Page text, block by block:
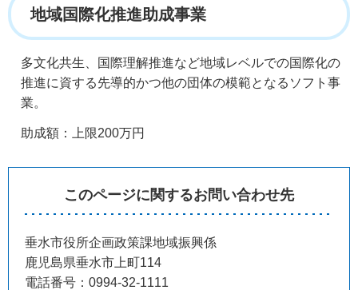
地域国際化推進助成事業
多文化共生、国際理解推進など地域レベルでの国際化の
推進に資する先導的かつ他の団体の模範となるソフト事
業。
助成額：上限200万円
このページに関するお問い合わせ先
垂水市役所企画政策課地域振興係
鹿児島県垂水市上町114
電話番号：0994-32-1111